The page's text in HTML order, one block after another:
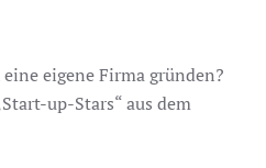
eigene Firma gründen?
up-Stars“ aus dem